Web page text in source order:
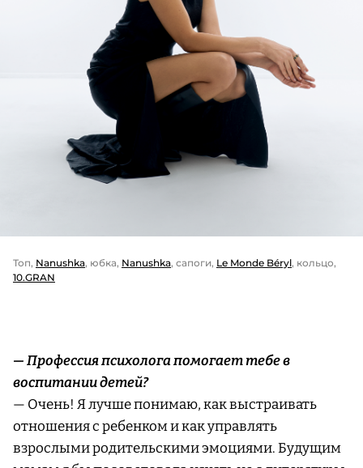
Топ, Nanushka, юбка, Nanushka, сапоги, Le Monde Béryl, кольцо,
10.GRAN
— Профессия психолога помогает тебе в
воспитании детей?
— Очень! Я лучше понимаю, как выстраивать
отношения с ребенком и как управлять
взрослыми родительскими эмоциями. Будущим